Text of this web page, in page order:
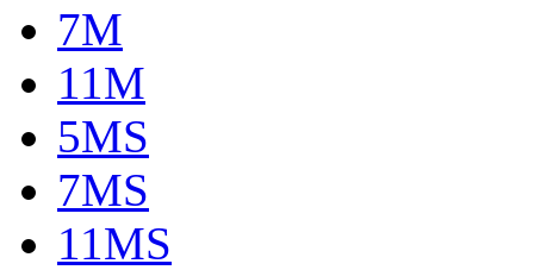
7M
11M
5MS
7MS
11MS